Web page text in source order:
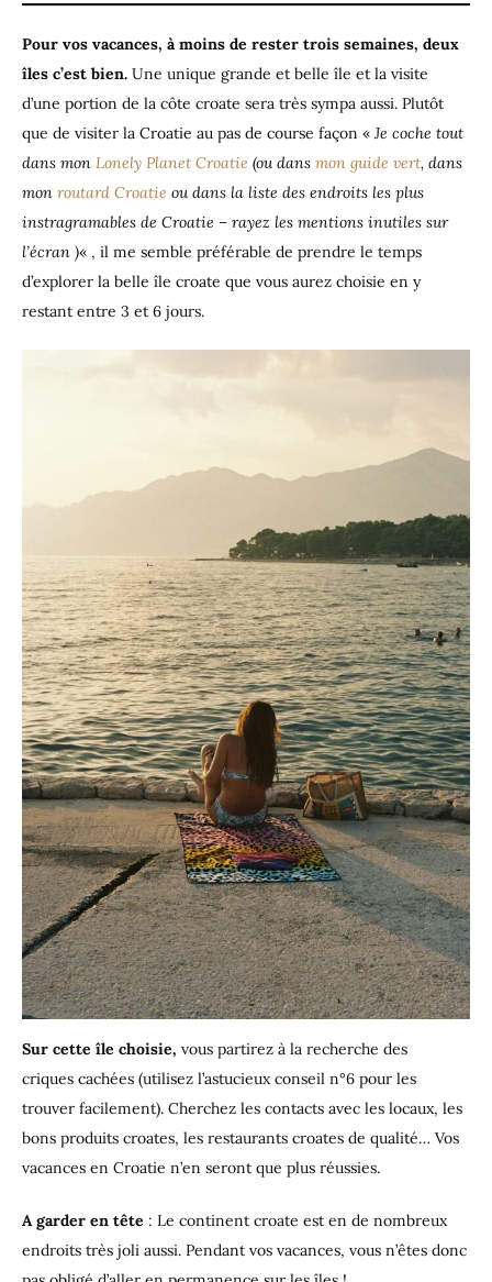
Pour vos vacances, à moins de rester trois semaines, deux
îles c’est bien. Une unique grande et belle île et la visite
d’une portion de la côte croate sera très sympa aussi. Plutôt
que de visiter la Croatie au pas de course façon « Je coche tout
dans mon Lonely Planet Croatie (ou dans mon guide vert, dans
mon routard Croatie ou dans la liste des endroits les plus
instragramables de Croatie – rayez les mentions inutiles sur
l’écran )« , il me semble préférable de prendre le temps
d’explorer la belle île croate que vous aurez choisie en y
restant entre 3 et 6 jours.
Sur cette île choisie, vous partirez à la recherche des
criques cachées (utilisez l’astucieux conseil n°6 pour les
trouver facilement). Cherchez les contacts avec les locaux, les
bons produits croates, les restaurants croates de qualité… Vos
vacances en Croatie n’en seront que plus réussies.
A garder en tête : Le continent croate est en de nombreux
endroits très joli aussi. Pendant vos vacances, vous n’êtes donc